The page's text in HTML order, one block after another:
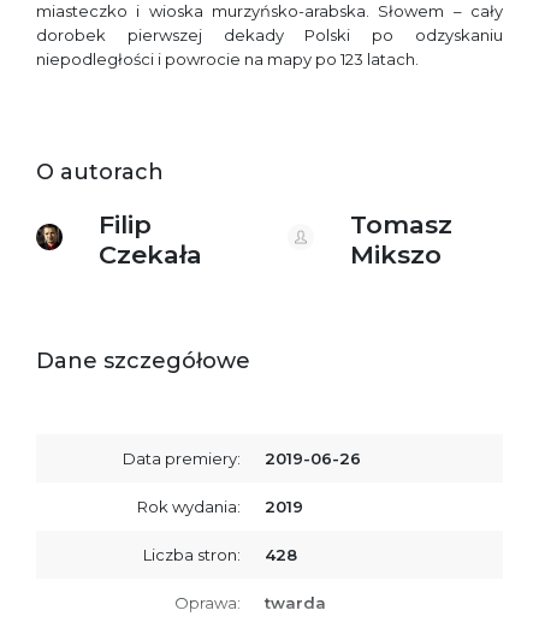
miasteczko i wioska murzyńsko-arabska. Słowem – cały
dorobek pierwszej dekady Polski po odzyskaniu
niepodległości i powrocie na mapy po 123 latach.
O autorach
Filip
Czekała
Tomasz
Mikszo
Dane szczegółowe
Data premiery: 2019-06-26
Rok wydania: 2019
Liczba stron: 428
Oprawa: twarda